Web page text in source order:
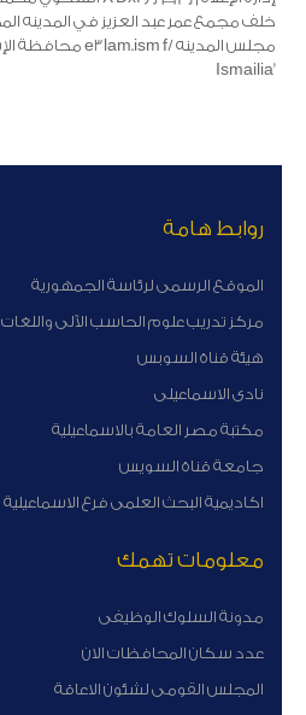
روابط هامة
الموقع الرسمى لرئاسة الجمهورية
مركز تدريب علوم الحاسب الآلى واللغات
هيئة قناة السوبس
نادى الاسماعيلى
مكتبة مصر العامة بالاسماعيلية
جامعة قناة السويس
اكاديمية البحث العلمى فرع الاسماعيلية
معلومات تهمك
مدونة السلوك الوظيفى
عدد سكان المحافظات الان
المجلس القومى لشئون الاعاقة